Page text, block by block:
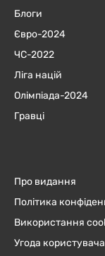
Блоги
Євро-2024
ЧC-2022
Ліга націй
Олімпіада-2024
Гравці
Про видання
Політика
Використання
Угода користувача